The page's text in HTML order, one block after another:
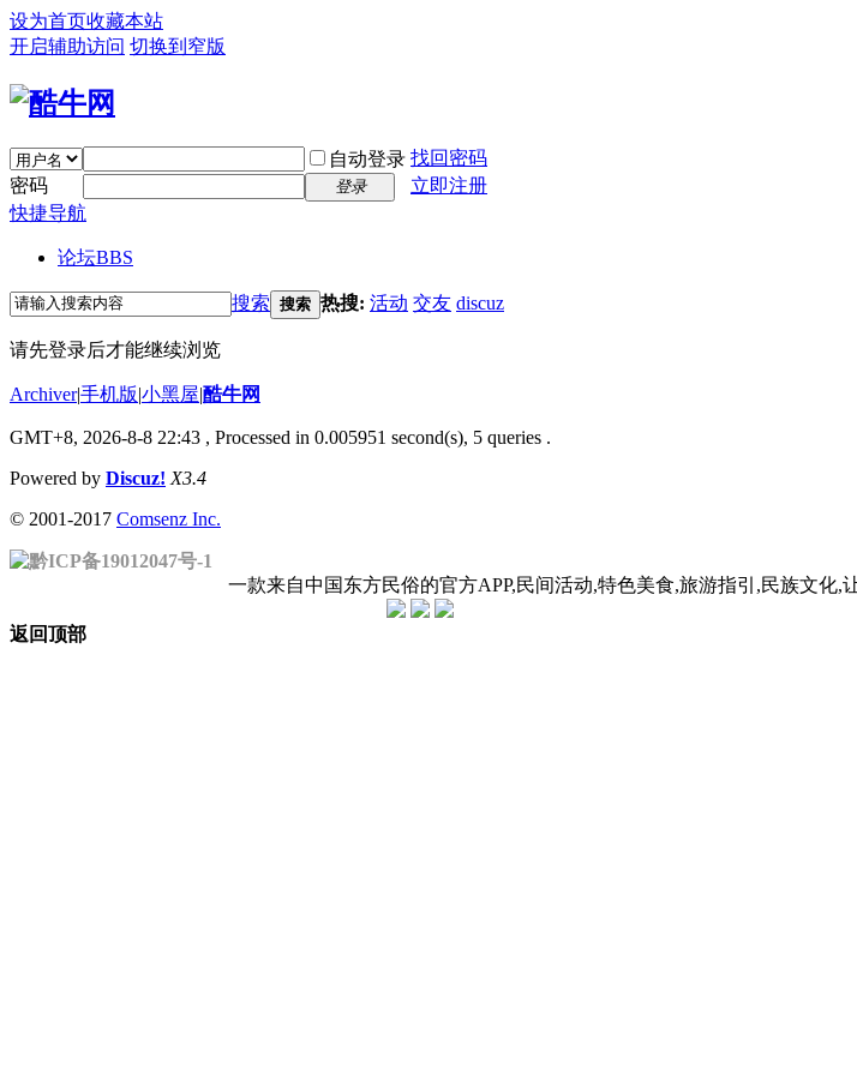
设为首页收藏本站
开启辅助访问 切换到窄版
自动登录 找回密码
密码
登录
立即注册
快捷导航
论坛BBS
搜索 搜索 热搜: 活动 交友 discuz
请先登录后才能继续浏览
Archiver|手机版|小黑屋|酷牛网
GMT+8, 2026-8-8 22:43 , Processed in 0.005951 second(s), 5 queries .
Powered by Discuz! X3.4
© 2001-2017 Comsenz Inc.
黔ICP备19012047号-1
一款来自中国东方民俗的官方APP,民间活动,特色美食,旅游指引,民族文化
返回顶部